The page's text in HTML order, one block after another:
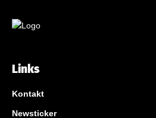
Links
Kontakt
Newsticker